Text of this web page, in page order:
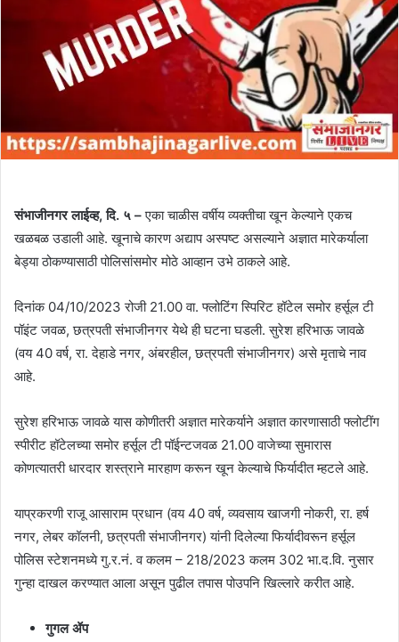
संभाजीनगर लाईव्ह, दि. ५ –एका चाळीस वर्षीय व्यक्तीचा खून केल्याने एकच
खळबळ उडाली आहे. खूनाचे कारण अद्याप अस्पष्ट असल्याने अज्ञात मारेकर्याला
बेड्या ठोकण्यासाठी पोलिसांसमोर मोठे आव्हान उभे ठाकले आहे.
दिनांक 04/10/2023 रोजी 21.00 वा. फ्लोटिंग स्पिरिट हॉटेल समोर हर्सूल टी
पॉइंट जवळ, छत्रपती संभाजीनगर येथे ही घटना घडली. सुरेश हरिभाऊ जावळे
(वय 40 वर्ष, रा. देहाडे नगर, अंबरहील, छत्रपती संभाजीनगर) असे मृताचे नाव
आहे.
सुरेश हरिभाऊ जावळे यास कोणीतरी अज्ञात मारेकर्याने अज्ञात कारणासाठी फ्लोटींग
स्पीरीट हॉटेलच्या समोर हर्सूल टी पॉईन्टजवळ 21.00 वाजेच्या सुमारास
कोणत्यातरी धारदार शस्त्राने मारहाण करून खून केल्याचे फिर्यादीत म्हटले आहे.
याप्रकरणी राजू आसाराम प्रधान (वय 40 वर्ष, व्यवसाय खाजगी नोकरी, रा. हर्ष
नगर, लेबर कॉलनी, छत्रपती संभाजीनगर) यांनी दिलेल्या फिर्यादीवरून हर्सूल
पोलिस स्टेशनमध्ये गु.र.नं. व कलम – 218/2023 कलम 302 भा.द.वि. नुसार
गुन्हा दाखल करण्यात आला असून पुढील तपास पोउपनि खिल्लारे करीत आहे.
गुगल ॲप